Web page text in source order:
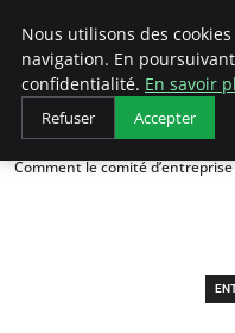
LECFCM
Accueil
Entreprise &
Comment le comité
Nous utilisons des
navigation. En
confidentialité. En savoir
Refuser Accepter